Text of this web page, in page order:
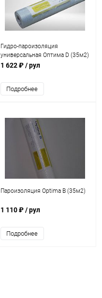
Гидро-пароизоляция
универсальная Оптима D (35м2)
1 622 ₽/ рул
Подробнее
Пароизоляция Optima B (35м2)
1 110 ₽/ рул
Подробнее